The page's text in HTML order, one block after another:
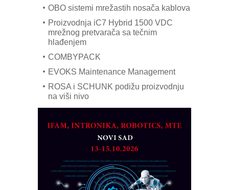
OBO sistemi mrežastih nosača kablova
Proizvodnja iC7 Hybrid 1500 VDC
mrežnog pretvarača sa tečnim
hlađenjem
COMBYPACK
EVOKS Maintenance Management
ROSA i SCHUNK podižu proizvodnju
na viši nivo
MAREX - Lim i mašine za savremena
Marcom-plast d.o.o.- vaš pouzdan
partner
CTO - Prilagodite svoju toplinsku
obradu!